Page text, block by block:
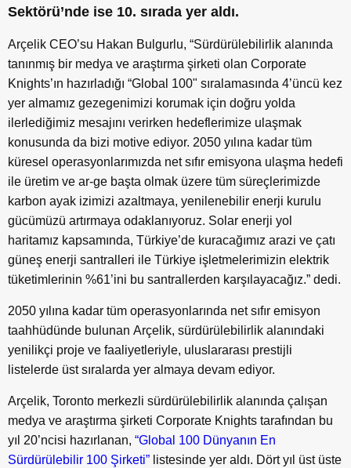
Sektörü’nde ise 10. sırada yer aldı.
Arçelik CEO’su Hakan Bulgurlu, “Sürdürülebilirlik alanında
tanınmış bir medya ve araştırma şirketi olan Corporate
Knights’ın hazırladığı “Global 100" sıralamasında 4’üncü kez
yer almamız gezegenimizi korumak için doğru yolda
ilerlediğimiz mesajını verirken hedeflerimize ulaşmak
konusunda da bizi motive ediyor. 2050 yılına kadar tüm
küresel operasyonlarımızda net sıfır emisyona ulaşma hedefi
ile üretim ve ar-ge başta olmak üzere tüm süreçlerimizde
karbon ayak izimizi azaltmaya, yenilenebilir enerji kurulu
gücümüzü artırmaya odaklanıyoruz. Solar enerji yol
haritamız kapsamında, Türkiye’de kuracağımız arazi ve çatı
güneş enerji santralleri ile Türkiye işletmelerimizin elektrik
tüketimlerinin %61’ini bu santrallerden karşılayacağız.” dedi.
2050 yılına kadar tüm operasyonlarında net sıfır emisyon
taahhüdünde bulunan Arçelik, sürdürülebilirlik alanındaki
yenilikçi proje ve faaliyetleriyle, uluslararası prestijli
listelerde üst sıralarda yer almaya devam ediyor.
Arçelik, Toronto merkezli sürdürülebilirlik alanında çalışan
medya ve araştırma şirketi Corporate Knights tarafından bu
yıl 20’ncisi hazırlanan, “Global 100 Dünyanın En
Sürdürülebilir 100 Şirketi” listesinde yer aldı. Dört yıl üst üste